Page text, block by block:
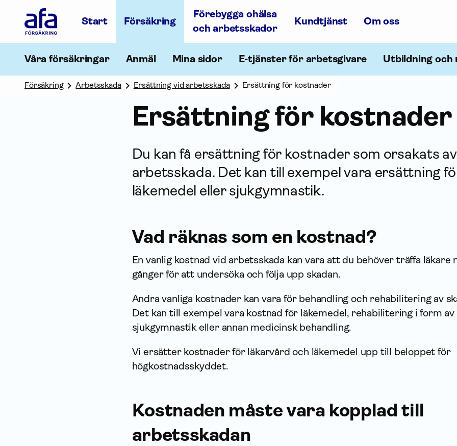
Försäkring
Gå
startsidan
Start Försäkring
Förebygga ohälsa
och arbetsskador
Kundtjänst Om oss
Våra försäkringar Anmäl Mina sidor E-tjänster för arbetsgivare Utbildning och
Försäkring Arbetsskada Ersättning vid arbetsskada Ersättning för kostnader
Ersättning för kostnader
Du kan få ersättning för kostnader som orsakats
arbetsskada. Det kan till exempel vara ersättning
läkemedel eller sjukgymnastik.
Vad räknas som en kostnad?
En vanlig kostnad vid arbetsskada kan vara att du behöver träffa läkare
gånger för att undersöka och följa upp skadan.
Andra vanliga kostnader kan vara för behandling och rehabilitering av
Det kan till exempel vara kostnad för läkemedel, rehabilitering i form av
sjukgymnastik eller annan medicinsk behandling.
Vi ersätter kostnader för läkarvård och läkemedel upp till beloppet för
högkostnadsskyddet.
Kostnaden måste vara kopplad till
arbetsskadan